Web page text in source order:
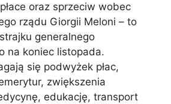
oraz sprzeciw wobec
rządu Giorgii Meloni – to
generalnego
na koniec listopada.
się podwyżek płac,
zwiększenia
edukację, transport